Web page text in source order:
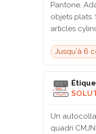
Pantone.
objets plats.
articles
Jusqu'à 6
Un
quadri